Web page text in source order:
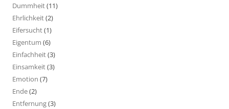
Dummheit(11)
Ehrlichkeit(2)
Eifersucht(1)
Eigentum (6)
Einfachheit(3)
Einsamkeit(3)
Emotion (7)
Ende(2)
Entfernung(3)